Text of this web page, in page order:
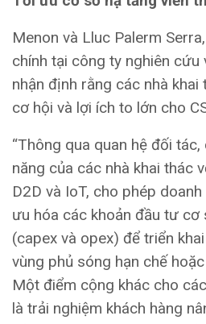
Menon và Lluc Palerm
chính tại công ty nghiên cứu
nhận định rằng các nhà khai
cơ hội và lợi ích to lớn cho
“Thông qua quan hệ đối
năng của các nhà khai thác
D2D và IoT, cho phép
ưu hóa các khoản đầu tư cơ
(capex và opex) để triển
vùng phủ sóng hạn chế
Một điểm cộng khác cho
là trải nghiệm khách hàng